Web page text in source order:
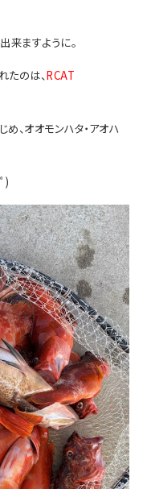
来ますように。
たのは、RCAT
、オオモンハタ・アオハ
)